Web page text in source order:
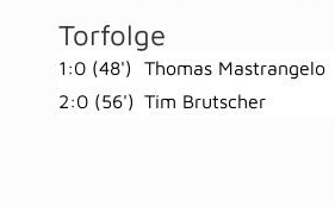
Torfolge
1:0 (48')
Thomas Mastrangelo
2:0 (56') Tim Brutscher